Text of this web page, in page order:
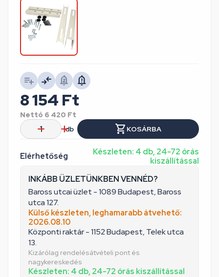
Elérhetőség
Készleten: 4 db, 24-72 órás
kiszállítással
INKÁBB ÜZLETÜNKBEN VENNÉD?
Baross utcai üzlet - 1089 Budapest, Baross
utca 127.
Külső készleten, leghamarabb átvehető:
2026.08.10
Központi raktár - 1152 Budapest, Telek utca
13.
Kizárólag rendelésátvételi pont és
nagykereskedés
Készleten: 4 db, 24-72 órás kiszállítással
8 154 Ft
Nettó 6 420 Ft
db
KOSÁRBA